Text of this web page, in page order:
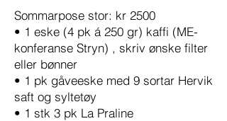
Sommarpose stor: kr 2500
• 1 eske (4 pk á 250 gr) kaffi (ME-
konferanse Stryn) , skriv ønske filter
eller bønner
• 1 pk gåveeske med 9 sortar Hervik
saft og syltetøy
• 1 stk 3 pk La Praline